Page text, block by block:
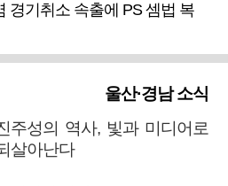
기취소 속출에 PS 셈법 복
울산·경남 소식
주성의 역사, 빛과 미디어로
살아난다